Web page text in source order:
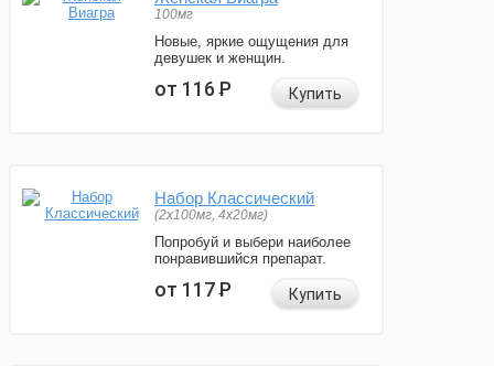
100мг
Новые, яркие ощущения для
девушек и женщин.
от 116Р Купить
Набор Классический
(2x100мг, 4x20мг)
Попробуй и выбери наиболее
понравившийся препарат.
от 117Р Купить